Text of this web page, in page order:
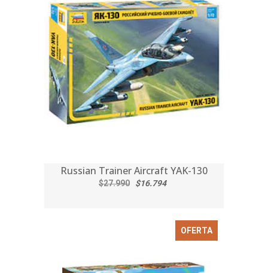
Russian Trainer Aircraft YAK-130
$27.990 $16.794
OFERTA